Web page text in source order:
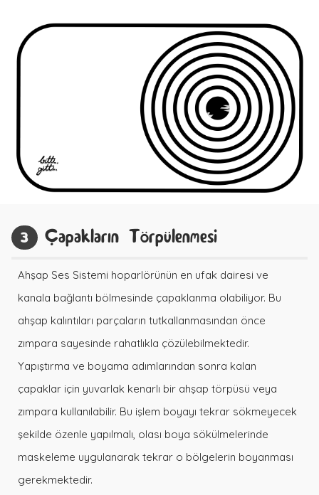
3 Çapakların Törpülenmesi
Ahşap Ses Sistemi hoparlörünün en ufak dairesi ve
kanala bağlantı bölmesinde çapaklanma olabiliyor. Bu
ahşap kalıntıları parçaların tutkallanmasından önce
zımpara sayesinde rahatlıkla çözülebilmektedir.
Yapıştırma ve boyama adımlarından sonra kalan
çapaklar için yuvarlak kenarlı bir ahşap törpüsü veya
zımpara kullanılabilir. Bu işlem boyayı tekrar sökmeyecek
şekilde özenle yapılmalı, olası boya sökülmelerinde
maskeleme uygulanarak tekrar o bölgelerin boyanması
gerekmektedir.